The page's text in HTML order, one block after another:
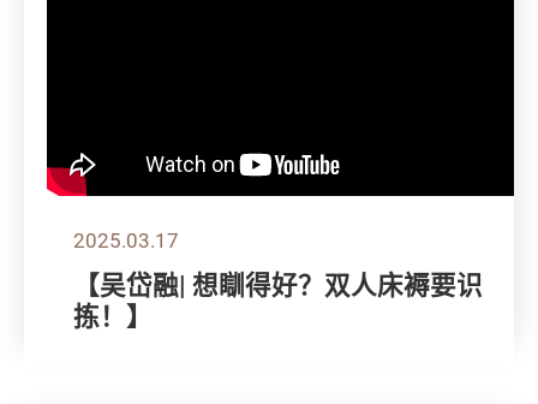
2025.03.17
【吴岱融| 想瞓得好？双人床褥要识
拣！】